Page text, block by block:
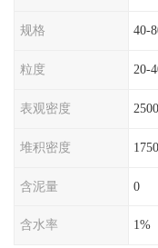
规格 40-
粒度 20-
表观密度
堆积密度
含泥量 0
含水率 1%